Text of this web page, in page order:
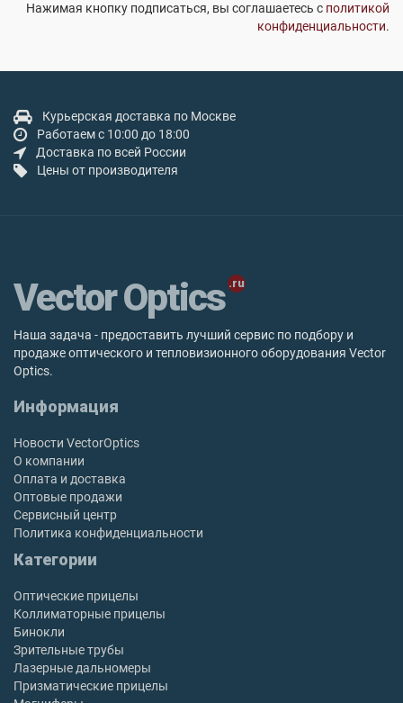
Нажимая кнопку подписаться, вы соглашаетесь с политикой
конфиденциальности.
Курьерская доставка по Москве
Работаем с 10:00 до 18:00
Доставка по всей России
Цены от производителя
Vector Optics
Наша задача - предоставить лучший сервис по подбору и
продаже оптического и тепловизионного оборудования Vector
Optics.
Информация
Новости VectorOptics
О компании
Оплата и доставка
Оптовые продажи
Сервисный центр
Политика конфиденциальности
Категории
Оптические прицелы
Коллиматорные прицелы
Бинокли
Зрительные трубы
Лазерные дальномеры
Призматические прицелы